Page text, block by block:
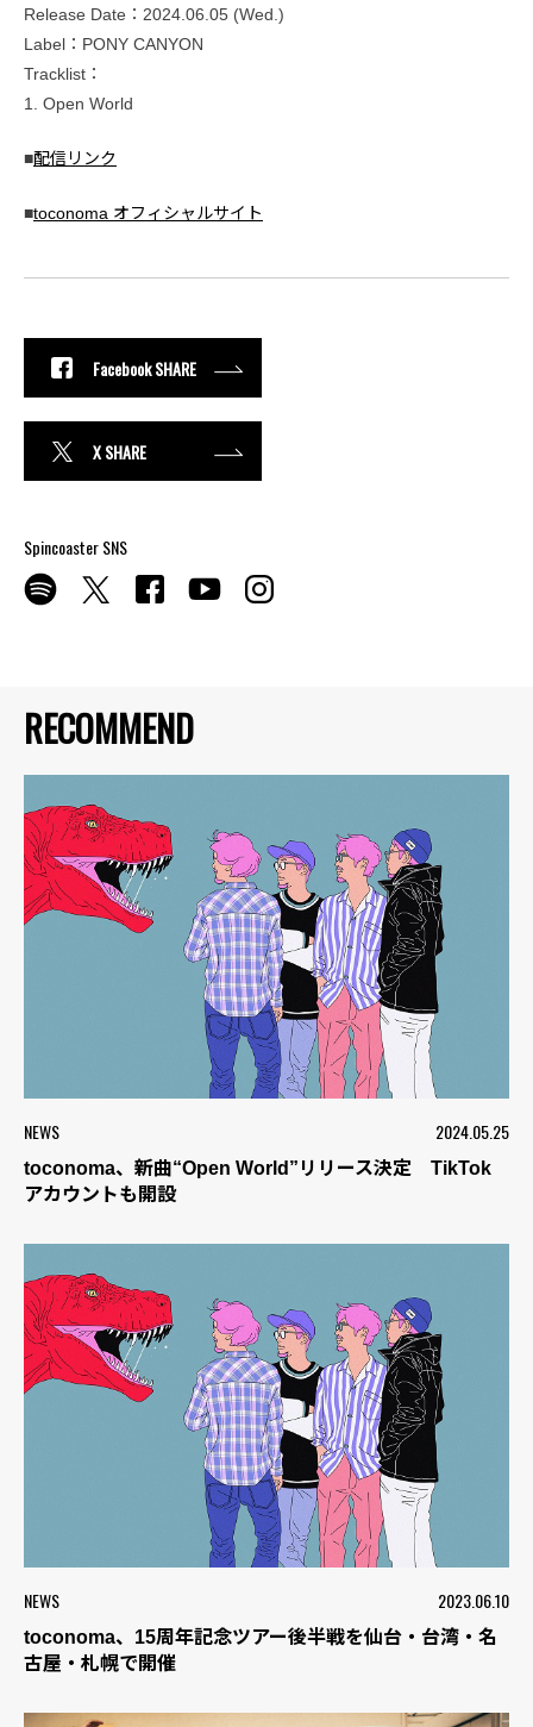
RECOMMEND
NEWS 2024.05.25
toconoma、新曲“Open World”リリース決定 TikTok
アカウントも開設
NEWS 2023.06.10
toconoma、15周年記念ツアー後半戦を仙台・台湾・名
古屋・札幌で開催
Release Date：2024.06.05 (Wed.)
Label：PONY CANYON
Tracklist：
1. Open World
■配信リンク
■toconoma オフィシャルサイト
Facebook SHARE
X SHARE
Spincoaster SNS